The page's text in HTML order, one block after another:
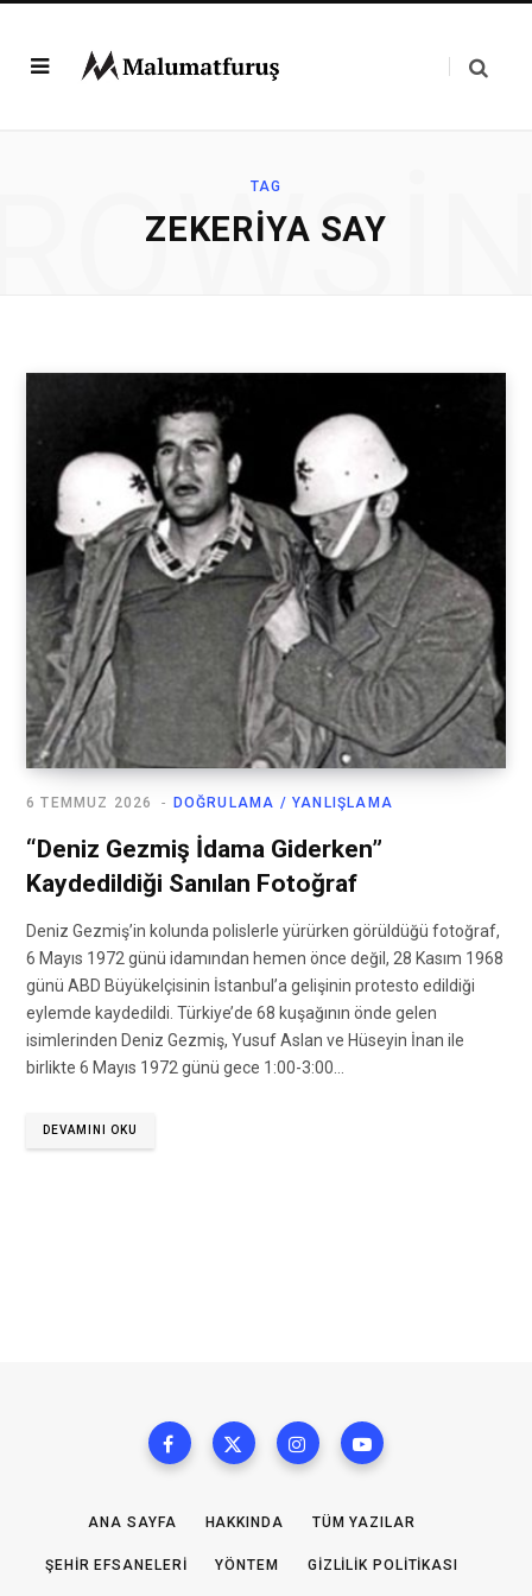
TAG
ZEKERIYA SAY
DOĞRULAMA / YANLIŞLAMA
6 TEMMUZ 2026
“Deniz Gezmiş İdama Giderken”
Kaydedildiği Sanılan Fotoğraf
Deniz Gezmiş’in kolunda polislerle yürürken görüldüğü fotoğraf,
6 Mayıs 1972 günü idamından hemen önce değil, 28 Kasım 1968
günü ABD Büyükelçisinin İstanbul’a gelişinin protesto edildiği
eylemde kaydedildi. Türkiye’de 68 kuşağının önde gelen
isimlerinden Deniz Gezmiş, Yusuf Aslan ve Hüseyin İnan ile
birlikte 6 Mayıs 1972 günü gece 1:00-3:00…
DEVAMINI OKU
ANA SAYFA HAKKINDA TÜM YAZILAR
ŞEHIR EFSANELERI YÖNTEM GIZLILIK POLITIKASI